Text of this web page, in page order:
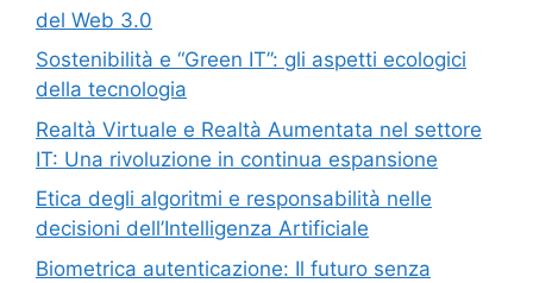
del Web 3.0
Sostenibilità e “Green IT”: gli aspetti ecologici
della tecnologia
Realtà Virtuale e Realtà Aumentata nel settore
IT: Una rivoluzione in continua espansione
Etica degli algoritmi e responsabilità nelle
decisioni dell’Intelligenza Artificiale
Biometrica autenticazione: Il futuro senza